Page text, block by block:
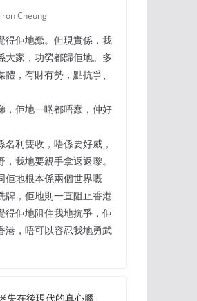
Cheung
得佢地蠢。但現實係，我
大家，功勞都歸佢地。多
，有財有勢，點抗爭、
，佢地一啲都唔蠢，仲好
利雙收，唔係要好威，
我地要親手拿返返嚟。
佢地根本係兩個世界嘅
牌，佢地則一直阻止香港
得佢地阻住我地抗爭，佢
港，唔可以容忍我地勇武
失在後現代的真心膠